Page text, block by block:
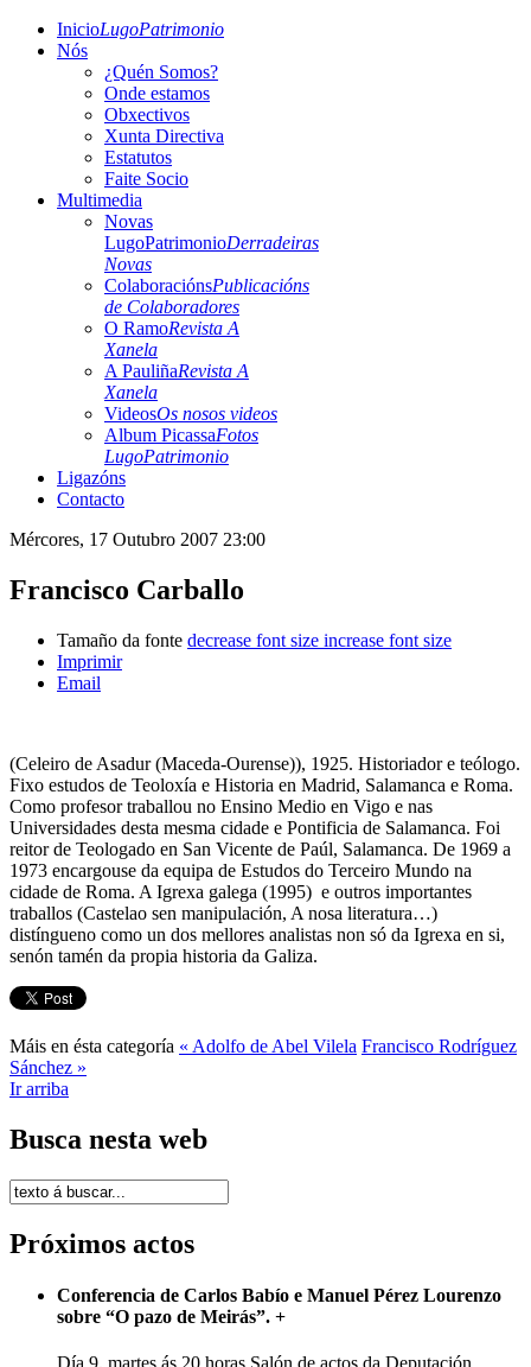
InicioLugoPatrimonio
Nós
¿Quén Somos?
Onde estamos
Obxectivos
Xunta Directiva
Estatutos
Faite Socio
Multimedia
Novas
LugoPatrimonioDerradeiras
Novas
ColaboraciónsPublicacións
de Colaboradores
O RamoRevista A
Xanela
A PauliñaRevista A
Xanela
VideosOs nosos videos
Album PicassaFotos
LugoPatrimonio
Ligazóns
Contacto
Mércores, 17 Outubro 2007 23:00
Francisco Carballo
Tamaño da fonte decrease font size increase font size
Imprimir
Email
(Celeiro de Asadur (Maceda-Ourense)), 1925. Historiador e teólogo.
Fixo estudos de Teoloxía e Historia en Madrid, Salamanca e Roma.
Como profesor traballou no Ensino Medio en Vigo e nas
Universidades desta mesma cidade e Pontificia de Salamanca. Foi
reitor de Teologado en San Vicente de Paúl, Salamanca. De 1969 a
1973 encargouse da equipa de Estudos do Terceiro Mundo na
cidade de Roma. A Igrexa galega (1995) e outros importantes
traballos (Castelao sen manipulación, A nosa literatura…)
distíngueno como un dos mellores analistas non só da Igrexa en si,
senón tamén da propia historia da Galiza.
Máis en ésta categoría « Adolfo de Abel Vilela Francisco Rodríguez
Sánchez »
Ir arriba
Busca nesta web
Próximos actos
Conferencia de Carlos Babío e Manuel Pérez Lourenzo
sobre “O pazo de Meirás”. +
Día 9, martes ás 20 horas Salón de actos da Deputación